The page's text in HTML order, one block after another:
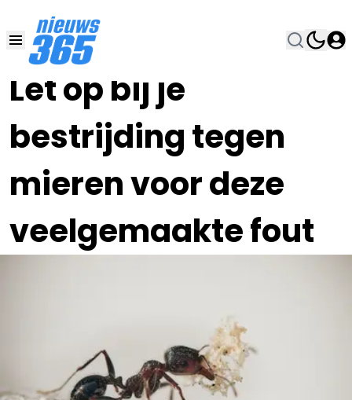
Let op bij je
bestrijding tegen
mieren voor deze
veelgemaakte fout
06 JUN , 9:00•